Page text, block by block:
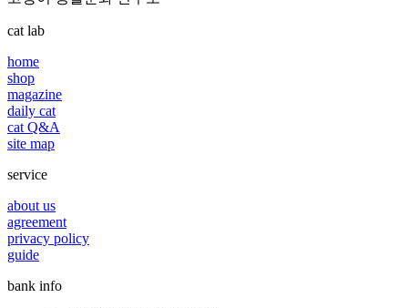
cat lab
home
shop
magazine
daily cat
cat Q&A
site map
service
about us
agreement
privacy policy
guide
bank info